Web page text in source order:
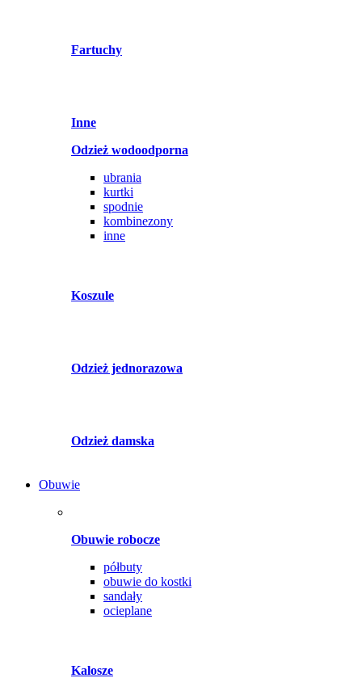
Fartuchy
Inne
Odzież wodoodporna
ubrania
kurtki
spodnie
kombinezony
inne
Koszule
Odzież jednorazowa
Odzież damska
Obuwie
Obuwie robocze
półbuty
obuwie do kostki
sandały
ocieplane
Kalosze